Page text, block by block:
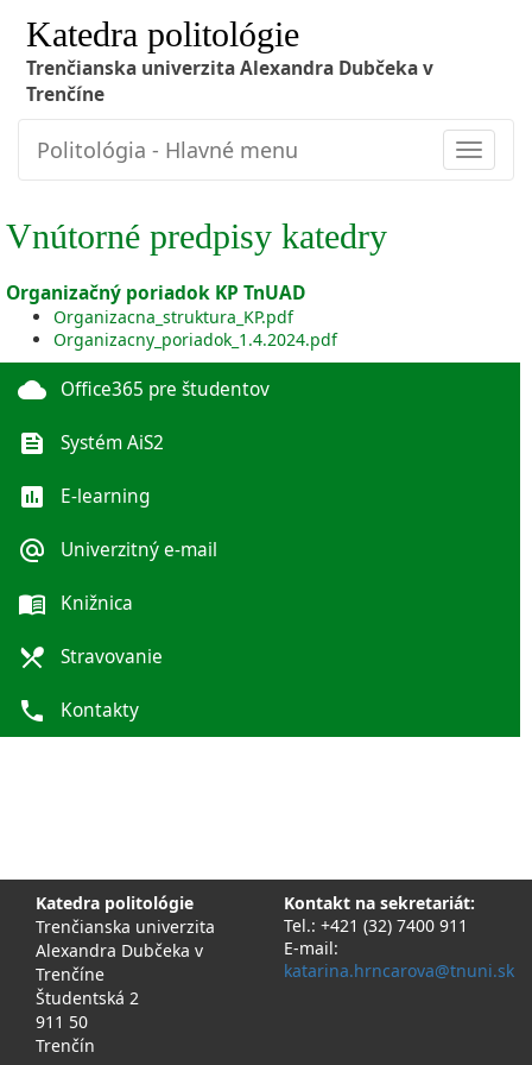
Katedra politológie
Trenčianska univerzita Alexandra Dubčeka v
Trenčíne
Toggle
Politológia - Hlavné menu
Vnútorné predpisy katedry
Organizačný poriadok KP TnUAD
Organizacna_struktura_KP.pdf
Organizacny_poriadok_1.4.2024.pdf
cloud Office365 pre študentov
feed Systém AiS2
poll E-learning
alternate_email Univerzitný e-mail
menu_book Knižnica
local_dining Stravovanie
phone Kontakty
Katedra politológie
Trenčianska univerzita
Alexandra Dubčeka v
Trenčíne
Študentská 2
911 50
Trenčín
Kontakt na sekretariát:
Tel.: +421 (32) 7400 911
E-mail:
katarina.hrncarova@tnuni.sk